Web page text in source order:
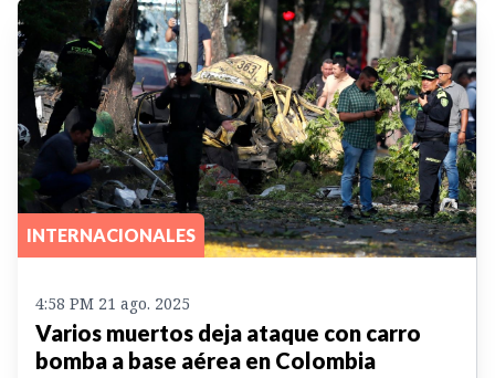
INTERNACIONALES
4:58 PM 21 ago. 2025
Varios muertos deja ataque con carro
bomba a base aérea en Colombia